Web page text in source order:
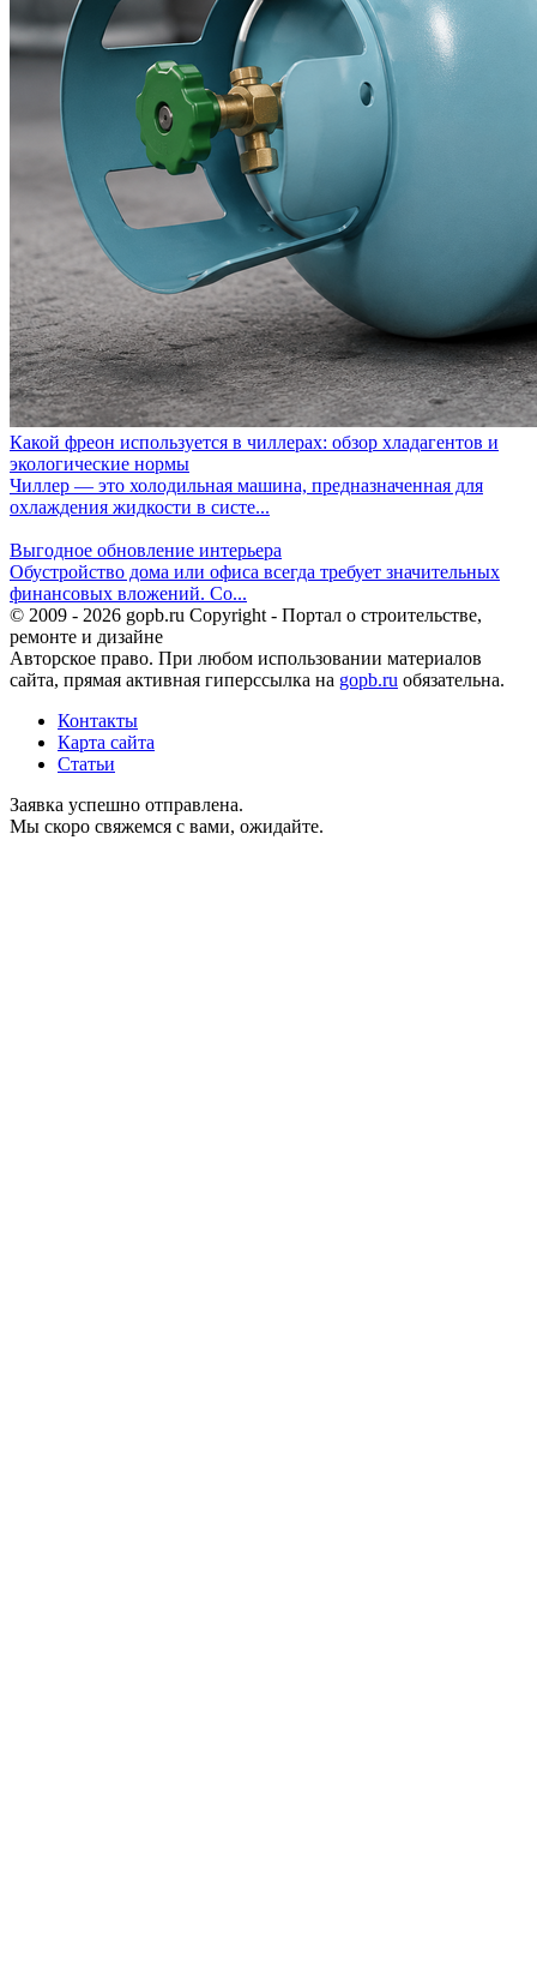
Какой фреон используется в чиллерах: обзор хладагентов и
экологические нормы
Чиллер — это холодильная машина, предназначенная для
охлаждения жидкости в систе...
Выгодное обновление интерьера
Обустройство дома или офиса всегда требует значительных
финансовых вложений. Со...
© 2009 - 2026 gopb.ru Copyright - Портал о строительстве,
ремонте и дизайне
Авторское право. При любом использовании материалов
сайта, прямая активная гиперссылка на gopb.ru обязательна.
Контакты
Карта сайта
Статьи
Заявка успешно отправлена.
Мы скоро свяжемся с вами, ожидайте.